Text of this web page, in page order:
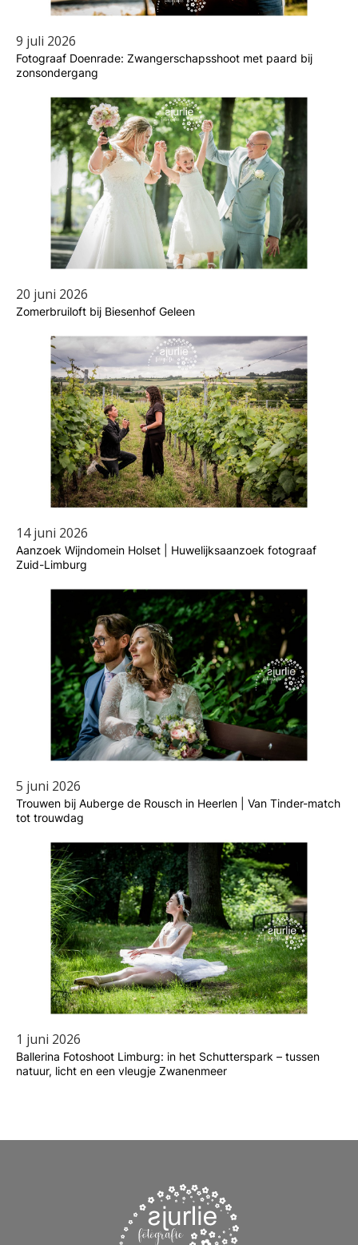
9 juli 2026
Fotograaf Doenrade: Zwangerschapsshoot met paard bij
zonsondergang
20 juni 2026
Zomerbruiloft bij Biesenhof Geleen
14 juni 2026
Aanzoek Wijndomein Holset | Huwelijksaanzoek fotograaf
Zuid-Limburg
5 juni 2026
Trouwen bij Auberge de Rousch in Heerlen | Van Tinder-match
tot trouwdag
1 juni 2026
Ballerina Fotoshoot Limburg: in het Schutterspark – tussen
natuur, licht en een vleugje Zwanenmeer